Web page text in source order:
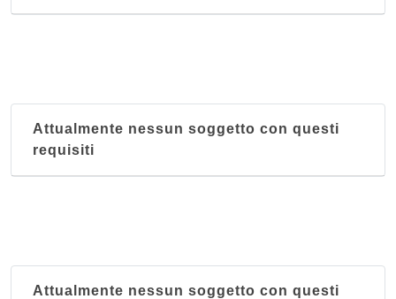
Attualmente nessun soggetto con questi
requisiti
Attualmente nessun soggetto con questi